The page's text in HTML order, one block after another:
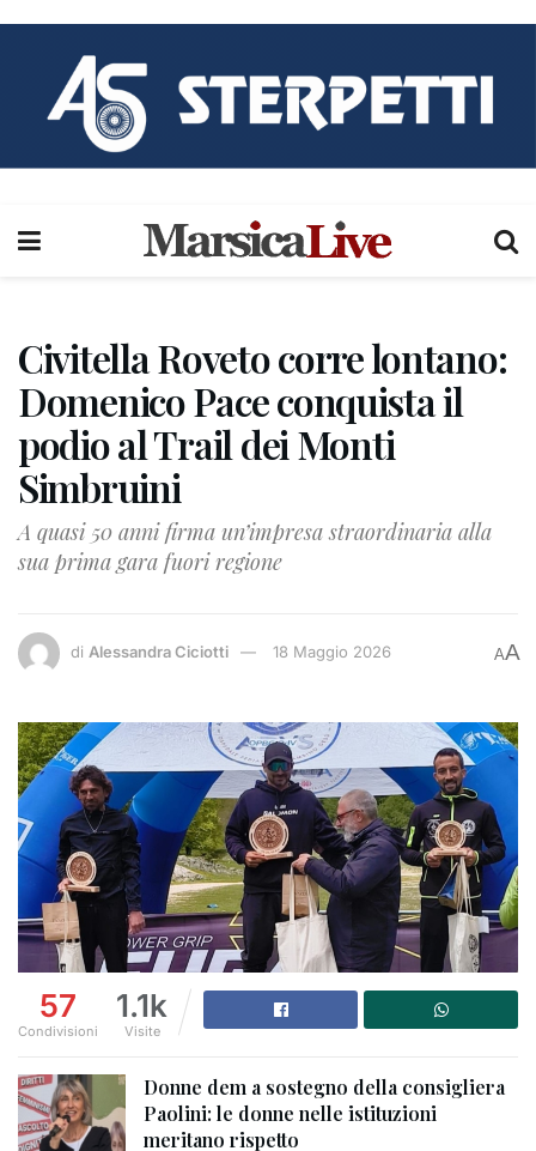
Civitella Roveto corre lontano:
Domenico Pace conquista il
podio al Trail dei Monti
Simbruini
A quasi 50 anni firma un’impresa straordinaria alla
sua prima gara fuori regione
di Alessandra Ciciotti 18 Maggio 2026 AA
57
Condivisioni
1.1k
Visite
Donne dem a sostegno della consigliera
Paolini: le donne nelle istituzioni
meritano rispetto